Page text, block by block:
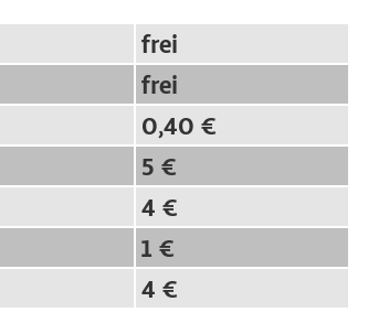
frei
frei
0,40 €
5 €
4 €
1 €
4 €